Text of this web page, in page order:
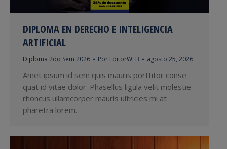
DIPLOMA EN DERECHO E INTELIGENCIA
ARTIFICIAL
Diploma 2do Sem 2026 Por EditorWEB agosto 25, 2026
Amet ipsum id sem quis mauris porttitor conse
quat id vitae dolor. Phasellus ligula velit molestie
rhoncus ullamcorper mauris ultricies mi at
pharetra lorem.